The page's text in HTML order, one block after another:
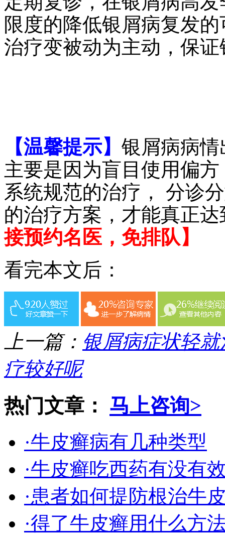
限度的降低银屑病复发
治疗变被动为主动，保
【温馨提示】 银屑病病
主要是因为盲目使用偏
系统规范的治疗， 分诊
的治疗方案，才能真正
接预约名医，免排队】
看完本文后：
上一篇： 银屑病症状轻
疗较好呢
热门文章： 马上咨询>
·牛皮癣病有几种类型
·牛皮癣吃西药有没有
·患者如何提防根治牛
·得了牛皮癣用什么方